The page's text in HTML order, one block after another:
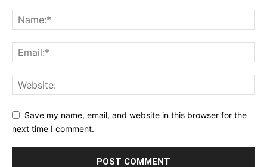
Save my name, email, and website in this browser for the
next time I comment.